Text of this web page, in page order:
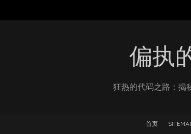
偏执
狂热的代码之路：揭
首页